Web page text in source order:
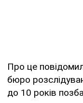
Про це
бюро
до 10 років